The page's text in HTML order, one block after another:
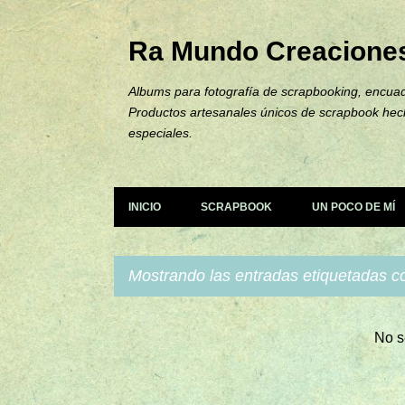
Ra Mundo
Albums para fotografía de scrapbooking,
Productos artesanales únicos de scrapbook
especiales.
INICIO SCRAPBOOK UN POCO DE MÍ
Mostrando las entradas etiquetadas
E
n
No